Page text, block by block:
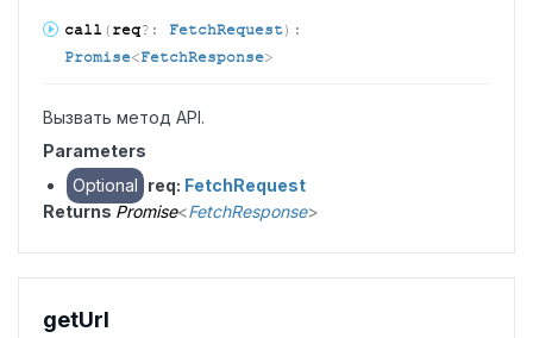
call (req?: FetchRequest) :
Promise<FetchResponse>
Вызвать метод API.
Parameters
Optional req: FetchRequest
Returns Promise<FetchResponse>
getUrl